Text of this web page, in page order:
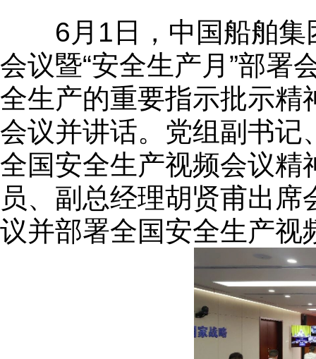
6月1日，中国船舶集
会议暨“安全生产月”部署
全生产的重要指示批示精
会议并讲话。党组副书记
全国安全生产视频会议精
员、副总经理胡贤甫出
议并部署全国安全生产视